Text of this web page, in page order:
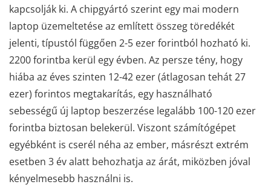
kapcsolják ki. A chipgyártó szerint egy mai modern
laptop üzemeltetése az említett összeg töredékét
jelenti, típustól függően 2-5 ezer forintból hozható ki.
2200 forintba kerül egy évben. Az persze tény, hogy
hiába az éves szinten 12-42 ezer (átlagosan tehát 27
ezer) forintos megtakarítás, egy használható
sebességű új laptop beszerzése legalább 100-120 ezer
forintba biztosan belekerül. Viszont számítógépet
egyébként is cserél néha az ember, másrészt extrém
esetben 3 év alatt behozhatja az árát, miközben jóval
kényelmesebb használni is.